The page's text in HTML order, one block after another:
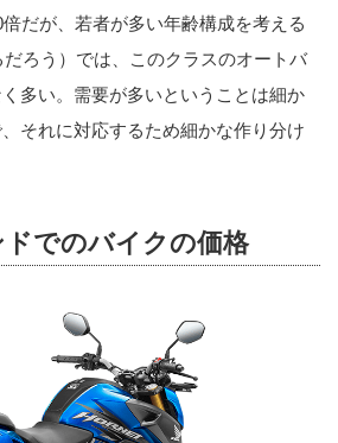
だが、若者が多い年齢構成を考える
ろう）では、このクラスのオートバ
多い。需要が多いということは細か
それに対応するため細かな作り分け
でのバイクの価格